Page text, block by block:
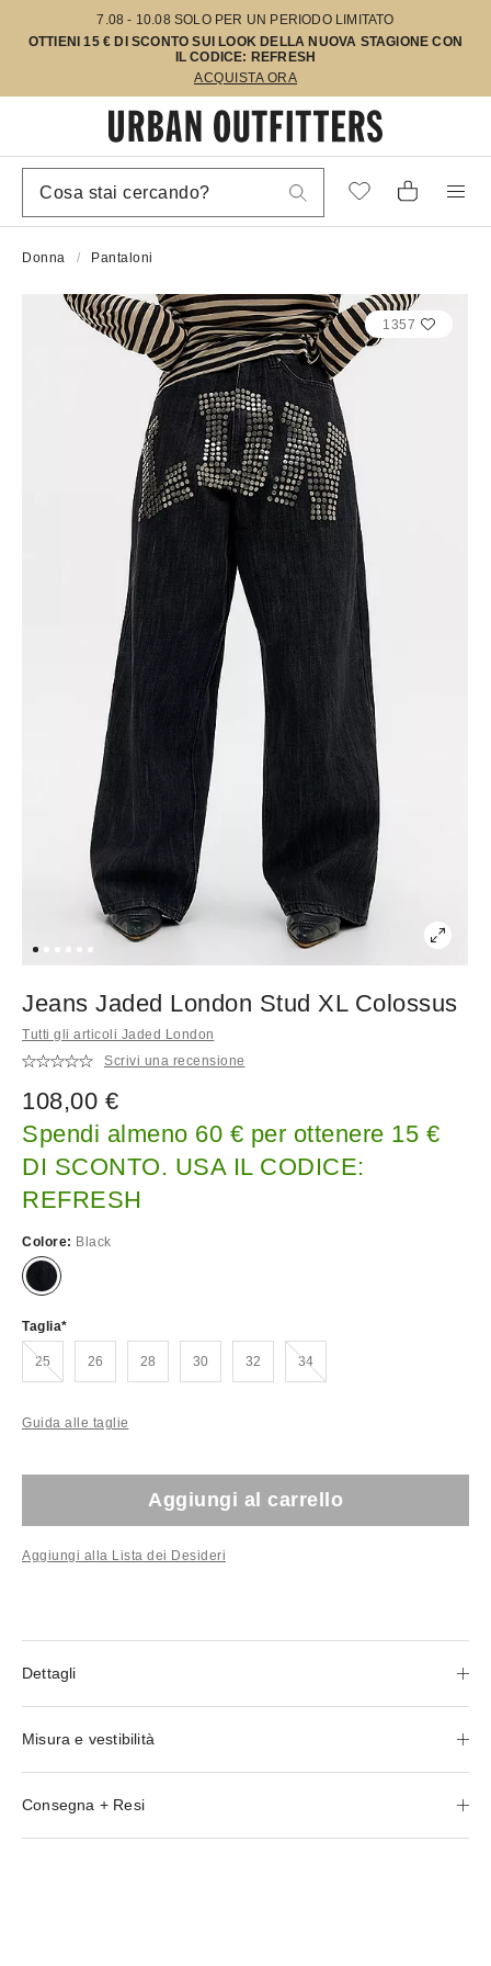
7.08 - 10.08 SOLO PER UN PERIODO LIMITATO
OTTIENI 15 € DI SCONTO SUI LOOK DELLA NUOVA STAGIONE CON
IL CODICE: REFRESH
ACQUISTA ORA
Donna Pantaloni
1357
Jeans Jaded London Stud XL Colossus
Tutti gli articoli Jaded London
Scrivi una recensione
108,00 €
Spendi almeno 60 € per ottenere 15 €
DI SCONTO. USA IL CODICE:
REFRESH
Colore: Black
Taglia
25Esaurito!
26 28 30 32 34Esaurito!
Guida alle taglie
Aggiungi al carrello
Aggiungi alla Lista dei Desideri
Dettagli
Misura e vestibilità
Consegna + Resi